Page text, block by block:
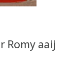
Romy aaij